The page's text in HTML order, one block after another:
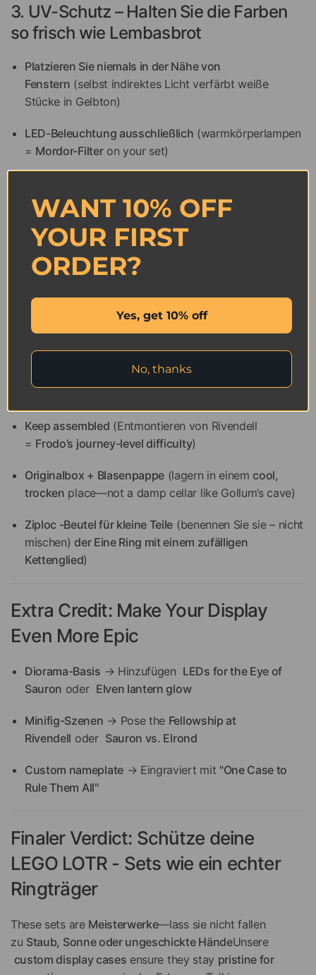
3. UV-Schutz – Halten Sie die Farben
so frisch wie Lembasbrot
Platzieren Sie niemals in der Nähe von
Fenstern (selbst indirektes Licht verfärbt weiße
Stücke in Gelbton)
LED-Beleuchtung ausschließlich (warmkörperlampen
= Mordor-Filter on your set)
Haushalte mit Kindern oder Katzen)
Museumputty unter der Basis =
Verriegelbarer Koffer (if your cat thinks it’s
(außerhalb der Reichweite von
ähnliche Greifer)
5. Lagerungstipps (wenn Sie es
aufbewahren müssen)
Keep assembled (Entmontieren von Rivendell
= Frodo’s journey-level difficulty)
Originalbox + Blasenpappe (lagern in einem cool,
trocken place—not a damp cellar like Gollum’s cave)
Ziploc -Beutel für kleine Teile (benennen Sie sie – nicht
mischen) der Eine Ring mit einem zufälligen
Kettenglied)
Extra Credit: Make Your Display
Even More Epic
Diorama-Basis → Hinzufügen LEDs for the Eye of
Sauron oder Elven lantern glow
Minifig-Szenen → Pose the Fellowship at
Rivendell oder Sauron vs. Elrond
Custom nameplate → Eingraviert mit "One Case to
Rule Them All"
Finaler Verdict: Schütze deine
LEGO LOTR - Sets wie ein echter
Ringträger
These sets are Meisterwerke—lass sie nicht fallen
zu Staub, Sonne oder ungeschickte HändeUnsere
custom display cases ensure they stay pristine for
WANT 10% OFF
YOUR FIRST
ORDER?
Yes, get 10% off
No, thanks